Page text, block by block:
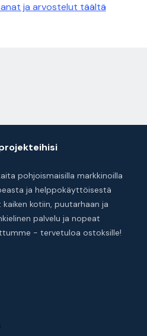
ja arvostelut täältä
pohjoismaisilla markkinoilla
ja helppokäyttöisestä
kotiin, puutarhaan ja
palvelu ja nopeat
- tervetuloa ostoksille!